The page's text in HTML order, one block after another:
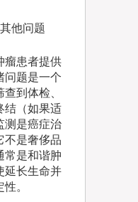
他问题
瘤患者提供
问题是一个
到体检、
结（如果适
测是癌症治
不是奢侈品
常是和谐肿
延长生命并
。